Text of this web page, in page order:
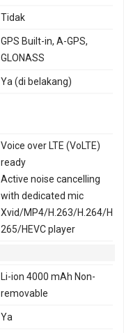
Tidak
GPS Built-in, A-GPS,
GLONASS
Ya (di belakang)
Voice over LTE (VoLTE)
ready
Active noise cancelling
with dedicated mic
Xvid/MP4/H.263/H.264/H
265/HEVC player
Li-ion 4000 mAh Non-
removable
Ya